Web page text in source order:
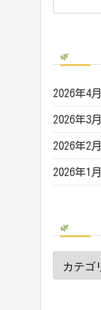
2026年4月
2026年3月
2026年2月
2026年1月